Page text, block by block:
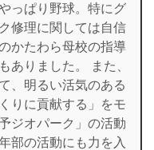
っぱり野球。特にグ
修理に関しては自信
かたわら母校の指導
ありました。 また、
、明るい活気のある
りに貢献する」をモ
ジオパーク」の活動
部の活動にも力を入